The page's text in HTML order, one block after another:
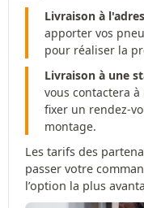
Livraison à
apporter vos
pour réaliser la
Livraison à une
vous contactera
fixer un rendez-
montage.
Les tarifs des
passer votre
l’option la plus